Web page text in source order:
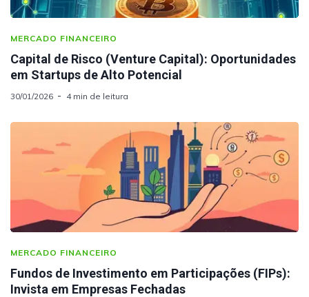
MERCADO FINANCEIRO
Capital de Risco (Venture Capital): Oportunidades
em Startups de Alto Potencial
30/01/2026 4 min de leitura
MERCADO FINANCEIRO
Fundos de Investimento em Participações (FIPs):
Invista em Empresas Fechadas